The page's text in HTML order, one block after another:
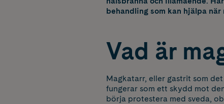
behandling som kan hjälpa när
Vad är
Magkatarr, eller gastrit som
fungerar som ett skydd mot
börja protestera med sveda,